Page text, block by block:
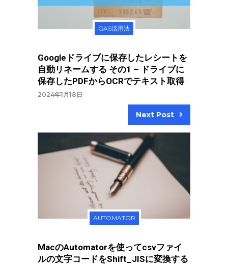
GAS活用法
Googleドライブに保存したレシートを
自動リネームする その1 – ドライブに
保存したPDFからOCRでテキスト取得
2024年1月18日
Next Post
AUTOMATOR
MacのAutomatorを使ってcsvファイ
ルの文字コードをShift_JISに変換する